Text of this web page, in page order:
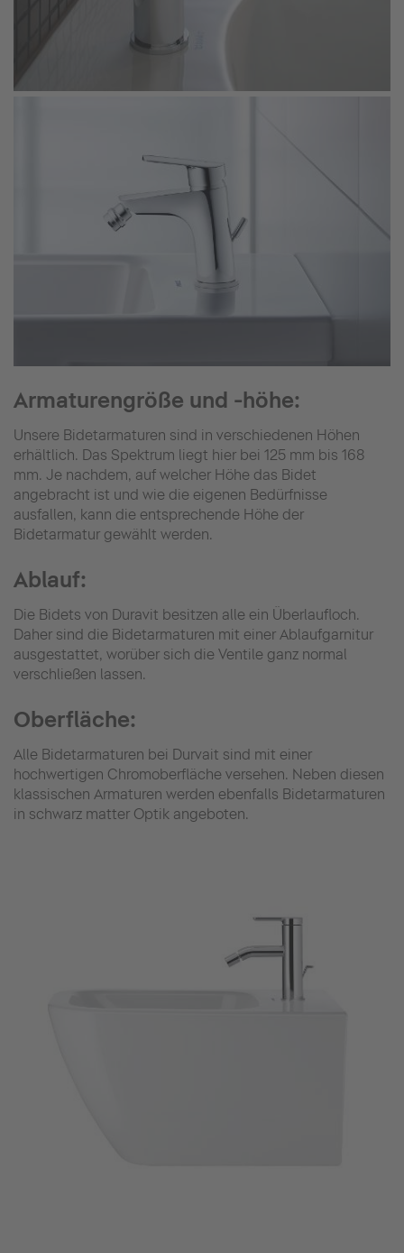
Armaturengröße und -höhe:
Unsere Bidetarmaturen sind in verschiedenen Höhen
erhältlich. Das Spektrum liegt hier bei 125 mm bis 168
mm. Je nachdem, auf welcher Höhe das Bidet
angebracht ist und wie die eigenen Bedürfnisse
ausfallen, kann die entsprechende Höhe der
Bidetarmatur gewählt werden.
Ablauf:
Die Bidets von Duravit besitzen alle ein Überlaufloch.
Daher sind die Bidetarmaturen mit einer Ablaufgarnitur
ausgestattet, worüber sich die Ventile ganz normal
verschließen lassen.
Oberfläche:
Alle Bidetarmaturen bei Durvait sind mit einer
hochwertigen Chromoberfläche versehen. Neben diesen
klassischen Armaturen werden ebenfalls Bidetarmaturen
in schwarz matter Optik angeboten.